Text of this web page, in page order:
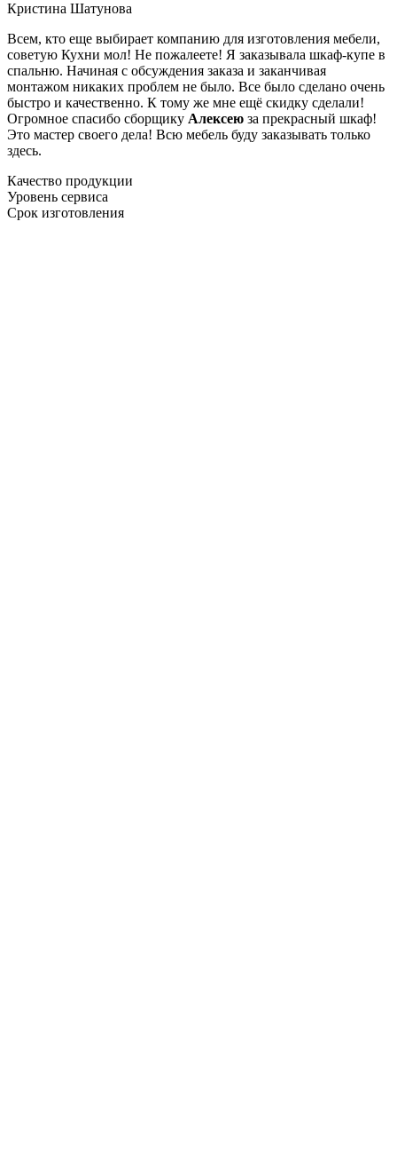
Кристина Шатунова
Всем, кто еще выбирает компанию для изготовления мебели,
советую Кухни мол! Не пожалеете! Я заказывала шкаф-купе в
спальню. Начиная с обсуждения заказа и заканчивая
монтажом никаких проблем не было. Все было сделано очень
быстро и качественно. К тому же мне ещё скидку сделали!
Огромное спасибо сборщику Алексею за прекрасный шкаф!
Это мастер своего дела! Всю мебель буду заказывать только
здесь.
Качество продукции
Уровень сервиса
Срок изготовления